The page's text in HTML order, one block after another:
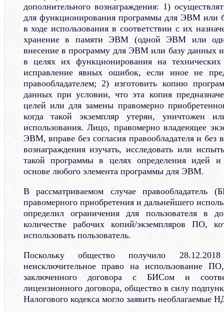
дополнительного вознаграждения: 1)
для функционирования программы для ЭВМ или
в ходе использования в соответствии с их
хранение в памяти ЭВМ (одной ЭВМ или
внесение в программу для ЭВМ или базу данных
в целях их функционирования на технических
исправление явных ошибок, если иное не
правообладателем; 2) изготовить копию
данных при условии, что эта копия
целей или для замены правомерно
когда такой экземпляр утерян, уничтожен
использования. Лицо, правомерно владеющее
ЭВМ, вправе без согласия правообладателя и без
вознаграждения изучать, исследовать или
такой программы в целях определения идей
основе любого элемента программы для ЭВМ.
В рассматриваемом случае правообладатель
правомерного приобретения и дальнейшего
определил ограничения для пользователя в
количестве рабочих копий/экземпляров ПО,
использовать пользователь.
Поскольку общество получило
неисключительное право на использование
заключенного договора с БИСом и
лицензионного договора, общество в силу
Налогового кодекса могло заявить необлагаемые